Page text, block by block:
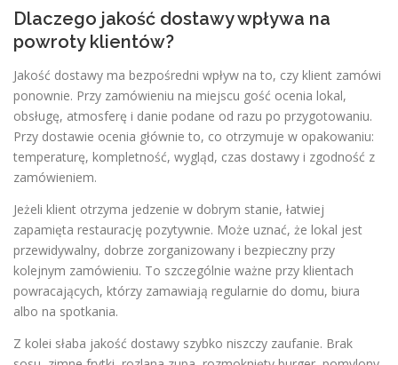
Dlaczego jakość dostawy wpływa na
powroty klientów?
Jakość dostawy ma bezpośredni wpływ na to, czy klient zamówi
ponownie. Przy zamówieniu na miejscu gość ocenia lokal,
obsługę, atmosferę i danie podane od razu po przygotowaniu.
Przy dostawie ocenia głównie to, co otrzymuje w opakowaniu:
temperaturę, kompletność, wygląd, czas dostawy i zgodność z
zamówieniem.
Jeżeli klient otrzyma jedzenie w dobrym stanie, łatwiej
zapamięta restaurację pozytywnie. Może uznać, że lokal jest
przewidywalny, dobrze zorganizowany i bezpieczny przy
kolejnym zamówieniu. To szczególnie ważne przy klientach
powracających, którzy zamawiają regularnie do domu, biura
albo na spotkania.
Z kolei słaba jakość dostawy szybko niszczy zaufanie. Brak